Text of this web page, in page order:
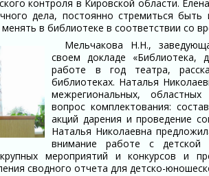
контроля в Кировской области.
дела, постоянно стремиться
в библиотеке в соответствии со
Мельчакова Н.Н.,
своем докладе «Библиотека,
работе в год театра,
библиотеках. Наталья
межрегиональных,
вопрос комплектования:
акций дарения и проведение
Наталья Николаевна
внимание работе с детской
мероприятий и конкурсов и
сводного отчета для детско-